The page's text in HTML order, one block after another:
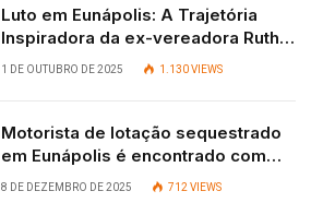
Luto em Eunápolis: A Trajetória
Inspiradora da ex-vereadora Ruth
Contadora
1 DE OUTUBRO DE 2025 1.130VIEWS
Motorista de lotação sequestrado
em Eunápolis é encontrado com
vida após quatro dias.
8 DE DEZEMBRO DE 2025 712 VIEWS